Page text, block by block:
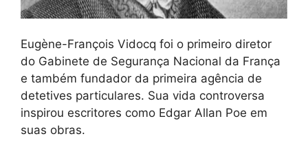
Eugène-François Vidocq foi o primeiro diretor
do Gabinete de Segurança Nacional da França
e também fundador da primeira agência de
detetives particulares. Sua vida controversa
inspirou escritores como Edgar Allan Poe em
suas obras.